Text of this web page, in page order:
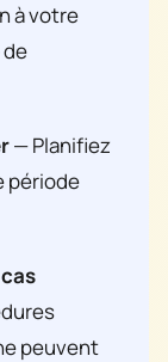
à votre
— Planifiez
période
peuvent